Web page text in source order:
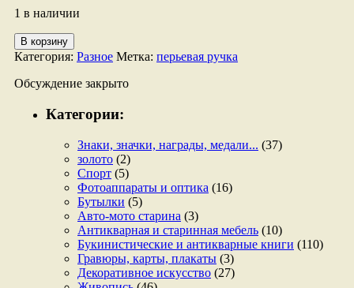
1 в наличии
Количество
товара
Перьевая
ручка
В корзину
Категория: Разное Метка: перьевая ручка
Обсуждение закрыто
Категории:
Знаки, значки, награды, медали... (37)
золото (2)
Спорт (5)
Фотоаппараты и оптика (16)
Бутылки (5)
Авто-мото старина (3)
Антикварная и старинная мебель (10)
Букинистические и антикварные книги (110)
Гравюры, карты, плакаты (3)
Декоративное искусство (27)